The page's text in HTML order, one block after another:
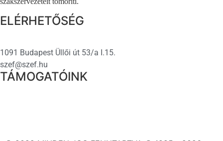
ELÉRHETŐSÉG
1091 Budapest Üllői út 53/a I.15.
szef@szef.hu
TÁMOGATÓINK